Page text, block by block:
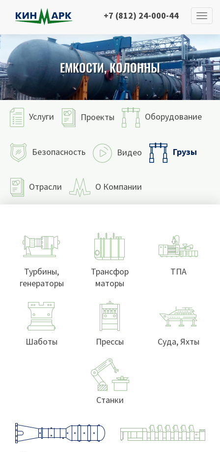
+7 (812) 24-000-44
ЕМКОСТИ, КОЛОННЫ
Услуги Проекты Оборудование
Безопасность Видео Грузы
Отрасли О Компании
Турбины,
генераторы
Трансфор
маторы
ТПА
Шаботы Прессы Суда, Яхты
Станки